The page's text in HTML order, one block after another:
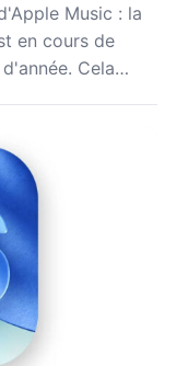
Music : la
en cours de
Cela…